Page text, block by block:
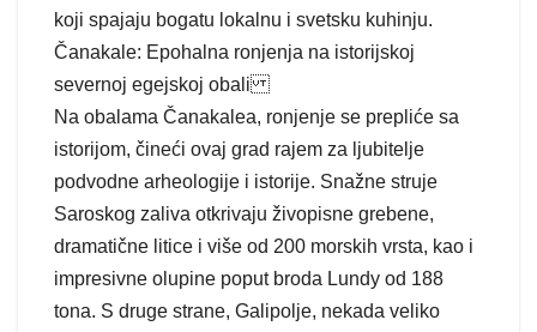
koji spajaju bogatu lokalnu i svetsku kuhinju.
Čanakale: Epohalna ronjenja na istorijskoj
severnoj egejskoj obali
Na obalama Čanakalea, ronjenje se prepliće sa
istorijom, čineći ovaj grad rajem za ljubitelje
podvodne arheologije i istorije. Snažne struje
Saroskog zaliva otkrivaju živopisne grebene,
dramatične litice i više od 200 morskih vrsta, kao i
impresivne olupine poput broda Lundy od 188
tona. S druge strane, Galipolje, nekada veliko